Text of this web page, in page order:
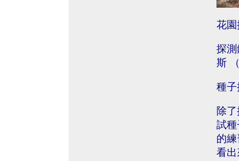
花園
探
斯
種
除
試
的
看